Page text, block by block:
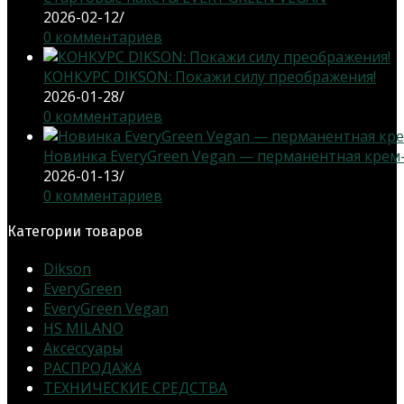
2026-02-12/
0 комментариев
КОНКУРС DIKSON: Покажи силу преображения!
2026-01-28/
0 комментариев
Новинка EveryGreen Vegan — перманентная
2026-01-13/
0 комментариев
Категории товаров
Dikson
EveryGreen
EveryGreen Vegan
HS MILANO
Аксессуары
РАСПРОДАЖА
ТЕХНИЧЕСКИЕ СРЕДСТВА